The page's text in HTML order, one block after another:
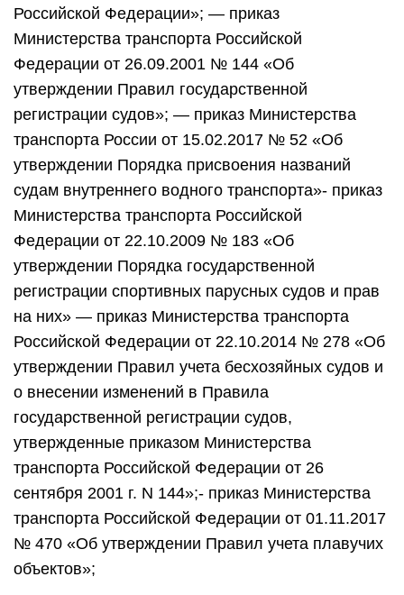
Российской Федерации»; — приказ
Министерства транспорта Российской
Федерации от 26.09.2001 № 144 «Об
утверждении Правил государственной
регистрации судов»; — приказ Министерства
транспорта России от 15.02.2017 № 52 «Об
утверждении Порядка присвоения названий
судам внутреннего водного транспорта»- приказ
Министерства транспорта Российской
Федерации от 22.10.2009 № 183 «Об
утверждении Порядка государственной
регистрации спортивных парусных судов и прав
на них» — приказ Министерства транспорта
Российской Федерации от 22.10.2014 № 278 «Об
утверждении Правил учета бесхозяйных судов и
о внесении изменений в Правила
государственной регистрации судов,
утвержденные приказом Министерства
транспорта Российской Федерации от 26
сентября 2001 г. N 144»;- приказ Министерства
транспорта Российской Федерации от 01.11.2017
№ 470 «Об утверждении Правил учета плавучих
объектов»;